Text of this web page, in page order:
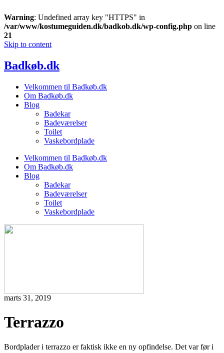
Warning: Undefined array key "HTTPS" in
/var/www/kostumeguiden.dk/badkob.dk/wp-config.php on line
21
Skip to content
Badkøb.dk
Velkommen til Badkøb.dk
Om Badkøb.dk
Blog
Badekar
Badeværelser
Toilet
Vaskebordplade
Velkommen til Badkøb.dk
Om Badkøb.dk
Blog
Badekar
Badeværelser
Toilet
Vaskebordplade
marts 31, 2019
Terrazzo
Bordplader i terrazzo er faktisk ikke en ny opfindelse. Det var før i